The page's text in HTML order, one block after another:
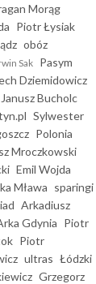
Morąg
Piotr Łysiak
obóz
Sak Pasym
Dziemidowicz
Janusz Bucholc
Sylwester
Polonia
Mroczkowski
Emil Wojda
Mława sparingi
Arkadiusz
Gdynia Piotr
Piotr
ultras Łódzki
Grzegorz